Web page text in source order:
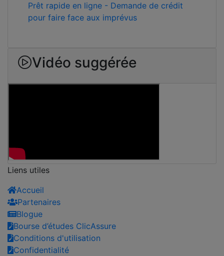
Prêt rapide en ligne - Demande de crédit
pour faire face aux imprévus
Vidéo suggérée
Liens utiles
Accueil
Partenaires
Blogue
Bourse d’études ClicAssure
Conditions d'utilisation
Confidentialité